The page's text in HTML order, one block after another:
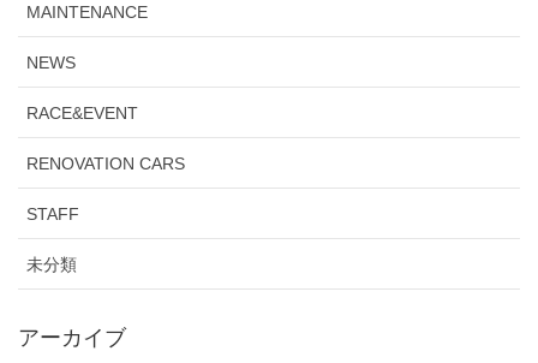
MAINTENANCE
NEWS
RACE&EVENT
RENOVATION CARS
STAFF
未分類
アーカイブ